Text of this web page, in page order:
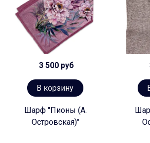
3 500 руб
В корзину
Шарф "Пионы (А.
Островская)"